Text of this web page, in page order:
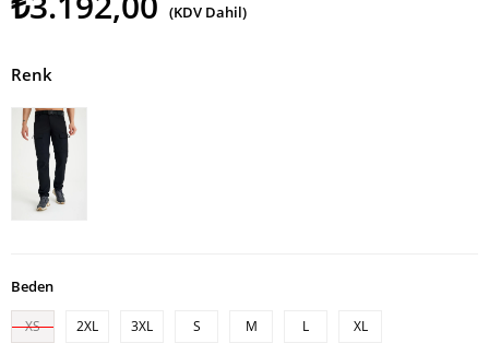
(KDV Dahil)
Renk
Beden
XS 2XL 3XL S M L XL